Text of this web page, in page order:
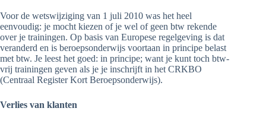
Voor de wetswijziging van 1 juli 2010 was het heel
eenvoudig: je mocht kiezen of je wel of geen btw rekende
over je trainingen. Op basis van Europese regelgeving is dat
veranderd en is beroepsonderwijs voortaan in principe belast
met btw. Je leest het goed: in principe; want je kunt toch btw-
vrij trainingen geven als je je inschrijft in het CRKBO
(Centraal Register Kort Beroepsonderwijs).
Verlies van klanten